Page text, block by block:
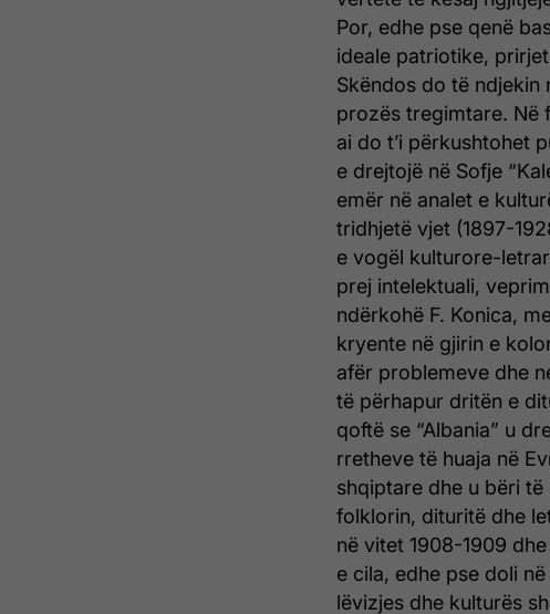
Por, edhe pse qenë
ideale patriotike,
Skëndos do të ndjekin
prozës tregimtare. Në
ai do t’i përkushtohet
e drejtojë në Sofje
emër në analet e
tridhjetë vjet (1897-
e vogël kulturore-
prej intelektuali,
ndërkohë F. Konica,
kryente në gjirin e
afër problemeve dhe
të përhapur dritën e
qoftë se “Albania” u
rretheve të huaja në
shqiptare dhe u bëri
folklorin, dituritë dhe
në vitet 1908-1909
e cila, edhe pse doli
lëvizjes dhe kulturës